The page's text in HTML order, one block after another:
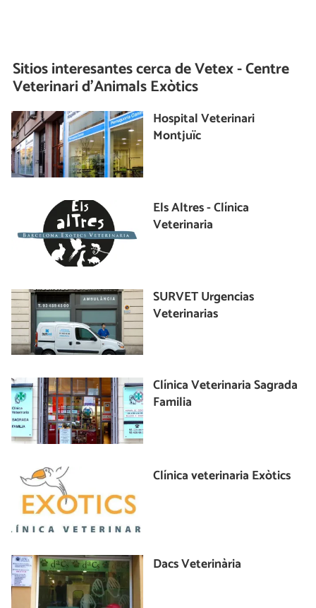
Sitios interesantes cerca deVetex - Centre
Veterinari d'Animals Exòtics
Hospital Veterinari
Montjuïc
Els Altres - Clínica
Veterinaria
SURVET Urgencias
Veterinarias
Clínica Veterinaria Sagrada
Familia
Clínica veterinaria Exòtics
Dacs Veterinària